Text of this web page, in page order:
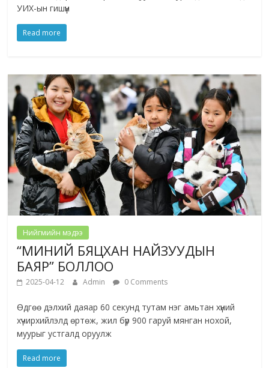
УИХ-ын гишүүн
Read more
Нийгмийн мэдээ
“МИНИЙ БЯЦХАН НАЙЗУУДЫН
БАЯР” БОЛЛОО
2025-04-12 Admin 0 Comments
Өдгөө дэлхий даяар 60 секунд тутам нэг амьтан хүний
хүчирхийлэлд өртөж, жил бүр 900 гаруй мянган нохой,
муурыг устгалд оруулж
Read more